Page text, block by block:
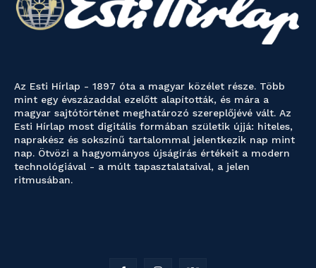
Az Esti Hírlap - 1897 óta a magyar közélet része. Több
mint egy évszázaddal ezelőtt alapították, és mára a
magyar sajtótörténet meghatározó szereplőjévé vált. Az
Esti Hírlap most digitális formában születik újjá: hiteles,
naprakész és sokszínű tartalommal jelentkezik nap mint
nap. Ötvözi a hagyományos újságírás értékeit a modern
technológiával - a múlt tapasztalataival, a jelen
ritmusában.